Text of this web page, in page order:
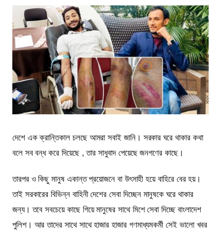
দেশে এক ক্রান্তিকাল চলছে আমরা সবাই জানি। সরকার ঘরে থাকার কথা
বলে সব বন্ধ করে দিয়েছে , তার সাধুবাদ পেয়েছে জনগণের কাছে।
তারপর ও কিছু মানুষ একান্ত প্রয়োজনে বা উৎসাহী হয়ে বাহিরে বের হয়।
তাই সরকারের বিভিন্ন বাহিনী দেশের সেবা দিচ্ছেন মানুষকে ঘরে থাকার
জন্য। তবে সবচেয়ে কাছে গিয়ে মানুষের সাথে মিশে সেবা দিচ্ছে বাংলাদেশ
পুলিশ। আর তাদের সাথে সাথে হাজার হাজার গণমাধ্যমকর্মী সেই ভালো খবর